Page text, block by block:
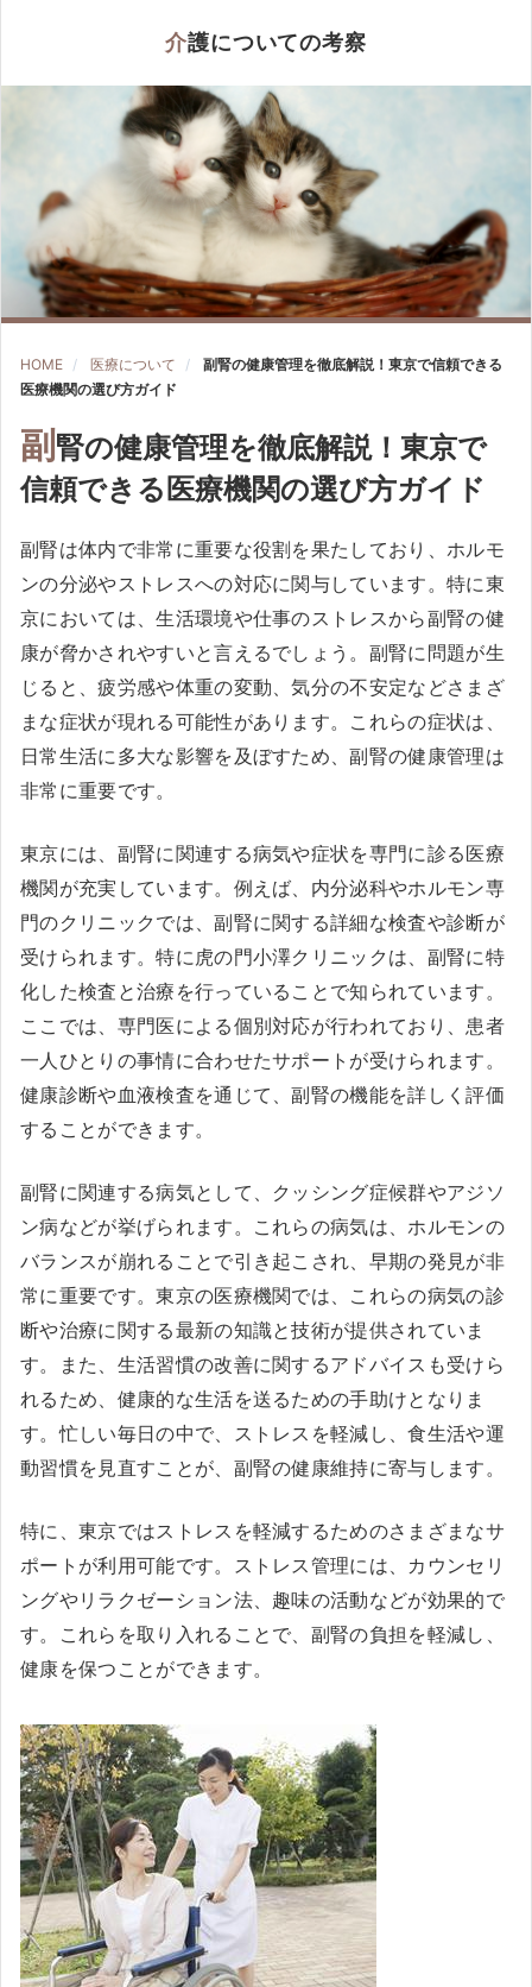
介護についての考察
HOME 医療について
副腎の健康管理を徹底解説！東京で信頼できる
医療機関の選び方ガイド
副 腎の健康管理を徹底解説！東京で
信頼できる医療機関の選び方ガイド
副腎は体内で非常に重要な役割を果たしており、ホルモ
ンの分泌やストレスへの対応に関与しています。特に東
京においては、生活環境や仕事のストレスから副腎の健
康が脅かされやすいと言えるでしょう。副腎に問題が生
じると、疲労感や体重の変動、気分の不安定などさまざ
まな症状が現れる可能性があります。これらの症状は、
日常生活に多大な影響を及ぼすため、副腎の健康管理は
非常に重要です。
東京には、副腎に関連する病気や症状を専門に診る医療
機関が充実しています。例えば、内分泌科やホルモン専
門のクリニックでは、副腎に関する詳細な検査や診断が
受けられます。特に虎の門小澤クリニックは、副腎に特
化した検査と治療を行っていることで知られています。
ここでは、専門医による個別対応が行われており、患者
一人ひとりの事情に合わせたサポートが受けられます。
健康診断や血液検査を通じて、副腎の機能を詳しく評価
することができます。
副腎に関連する病気として、クッシング症候群やアジソ
ン病などが挙げられます。これらの病気は、ホルモンの
バランスが崩れることで引き起こされ、早期の発見が非
常に重要です。東京の医療機関では、これらの病気の診
断や治療に関する最新の知識と技術が提供されていま
す。また、生活習慣の改善に関するアドバイスも受けら
れるため、健康的な生活を送るための手助けとなりま
す。忙しい毎日の中で、ストレスを軽減し、食生活や運
動習慣を見直すことが、副腎の健康維持に寄与します。
特に、東京ではストレスを軽減するためのさまざまなサ
ポートが利用可能です。ストレス管理には、カウンセリ
ングやリラクゼーション法、趣味の活動などが効果的で
す。これらを取り入れることで、副腎の負担を軽減し、
健康を保つことができます。